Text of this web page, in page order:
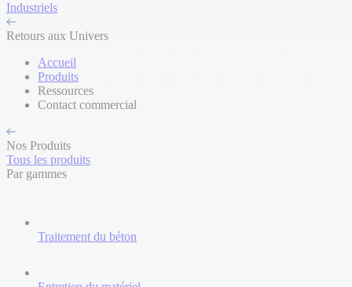
Industriels
Retours aux Univers
Accueil
Produits
Ressources
Contact commercial
Nos Produits
Tous les produits
Par gammes
Traitement du béton